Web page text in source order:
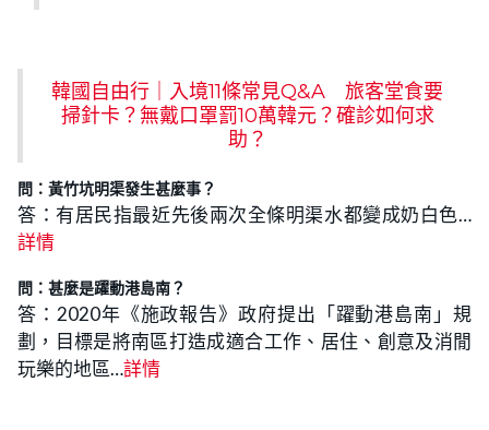
韓國自由行｜入境11條常見Q&A 旅客堂食要
掃針卡？無戴口罩罰10萬韓元？確診如何求
助？
問：黃竹坑明渠發生甚麼事？
答：有居民指最近先後兩次全條明渠水都變成奶白色…
詳情
問：甚麼是躍動港島南？
答：2020年《施政報告》政府提出「躍動港島南」規
劃，目標是將南區打造成適合工作、居住、創意及消閒
玩樂的地區…詳情